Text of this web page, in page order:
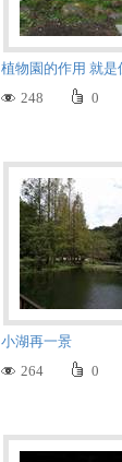
248
0
小湖再一景
264
0